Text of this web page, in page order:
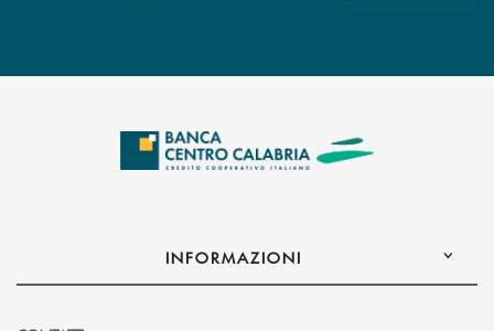
INFORMAZIONI